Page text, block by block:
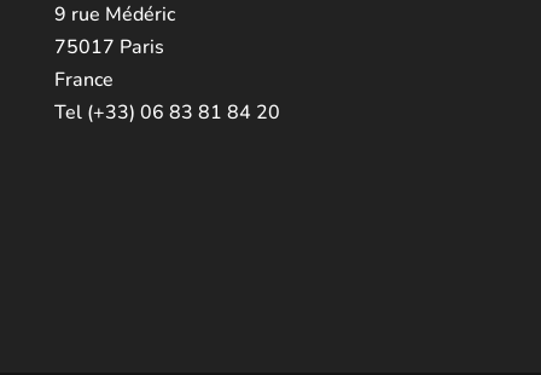
9 rue Médéric
75017 Paris
France
Tel (+33) 06 83 81 84 20